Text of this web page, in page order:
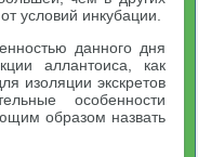
условий инкубации.
данного дня
аллантоиса, как
изоляции экскретов
особенности
образом назвать